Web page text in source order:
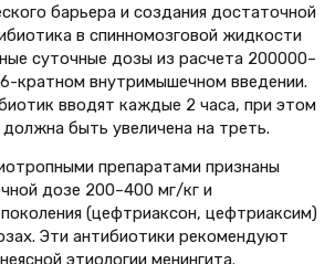
барьера и создания достаточной
в спинномозговой жидкости
суточные дозы из расчета 200000–
кратном внутримышечном введении.
вводят каждые 2 часа, при этом
быть увеличена на треть.
препаратами признаны
дозе 200–400 мг/кг и
(цефтриаксон, цефтриаксим)
Эти антибиотики рекомендуют
этиологии менингита.